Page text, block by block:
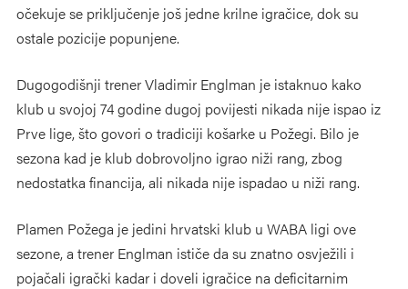
očekuje se priključenje još jedne krilne igračice, dok su
ostale pozicije popunjene.
Dugogodišnji trener Vladimir Englman je istaknuo kako
klub u svojoj 74 godine dugoj povijesti nikada nije ispao iz
Prve lige, što govori o tradiciji košarke u Požegi. Bilo je
sezona kad je klub dobrovoljno igrao niži rang, zbog
nedostatka financija, ali nikada nije ispadao u niži rang.
Plamen Požega je jedini hrvatski klub u WABA ligi ove
sezone, a trener Englman ističe da su znatno osvježili i
pojačali igrački kadar i doveli igračice na deficitarnim